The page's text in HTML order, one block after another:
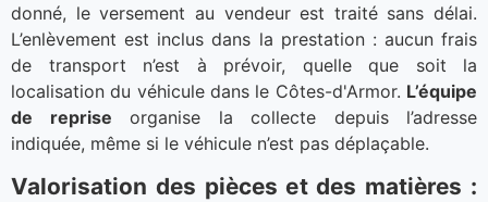
donné, le versement au vendeur est traité sans délai.
L’enlèvement est inclus dans la prestation : aucun frais
de transport n’est à prévoir, quelle que soit la
localisation du véhicule dans le Côtes-d'Armor. L’équipe
de reprise organise la collecte depuis l’adresse
indiquée, même si le véhicule n’est pas déplaçable.
Valorisation des pièces et des matières :